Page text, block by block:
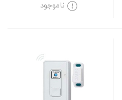
ناموجود